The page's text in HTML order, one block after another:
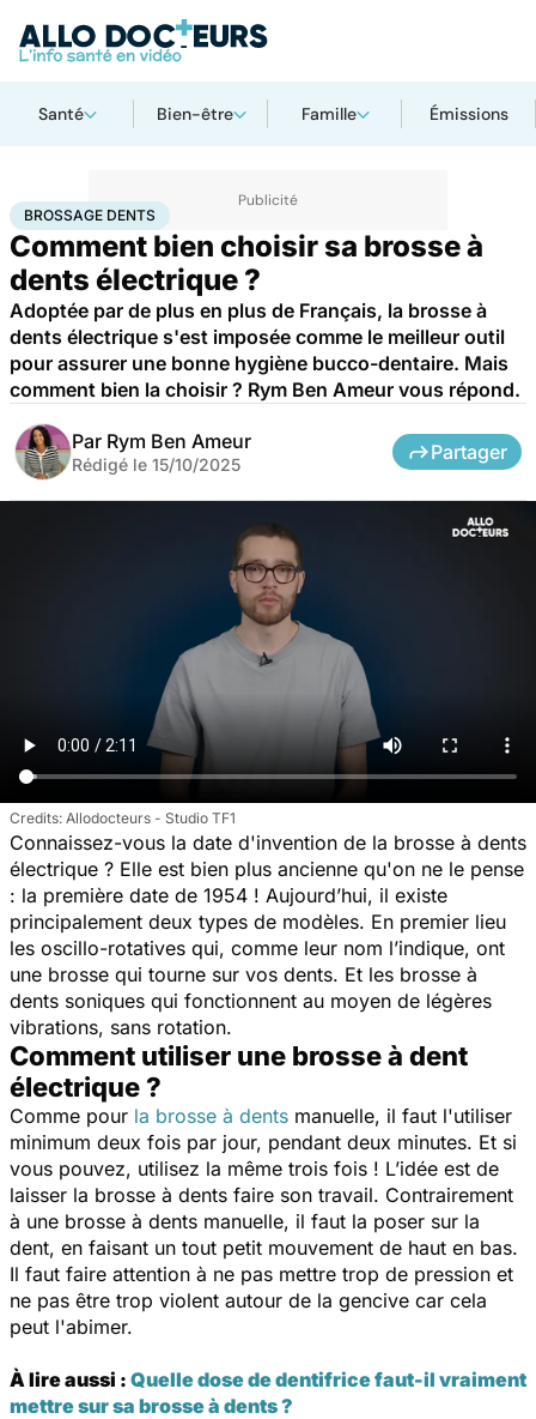
Santé Bien-être Famille Émissions
AccueilBien-êtreBrossage dents
BROSSAGE DENTS
Comment bien choisir sa brosse à
dents électrique ?
Adoptée par de plus en plus de Français, la brosse à
dents électrique s'est imposée comme le meilleur outil
pour assurer une bonne hygiène bucco-dentaire. Mais
comment bien la choisir ? Rym Ben Ameur vous répond.
Par Rym Ben Ameur
Rédigé le 15/10/2025
Partager
Allodocteurs - Studio TF1
Connaissez-vous la date d'invention de la brosse à dents
électrique ? Elle est bien plus ancienne qu'on ne le pense
: la première date de 1954 ! Aujourd’hui, il existe
principalement deux types de modèles. En premier lieu
les oscillo-rotatives qui, comme leur nom l’indique, ont
une brosse qui tourne sur vos dents. Et les brosse à
dents soniques qui fonctionnent au moyen de légères
vibrations, sans rotation.
Comment utiliser une brosse à dent
électrique ?
Comme pour la brosse à dents manuelle, il faut l'utiliser
minimum deux fois par jour, pendant deux minutes. Et si
vous pouvez, utilisez la même trois fois ! L’idée est de
laisser la brosse à dents faire son travail. Contrairement
à une brosse à dents manuelle, il faut la poser sur la
dent, en faisant un tout petit mouvement de haut en bas.
Il faut faire attention à ne pas mettre trop de pression et
ne pas être trop violent autour de la gencive car cela
peut l'abimer.
À lire aussi : Quelle dose de dentifrice faut-il vraiment
mettre sur sa brosse à dents ?